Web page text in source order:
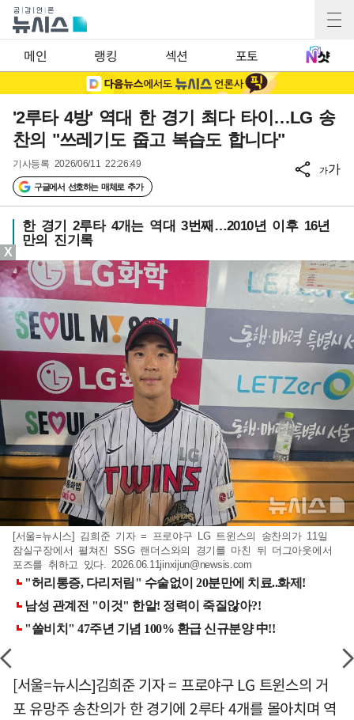
메인 랭킹 섹션 포토
'2루타 4방' 역대 한 경기 최다 타이…LG 송
찬의 "쓰레기도 줍고 복습도 합니다"
기사등록 2026/06/11 22:26:49
구글에서 선호하는 매체로 추가
가가
한 경기 2루타 4개는 역대 3번째…2010년 이후 16년
만의 진기록
[서울=뉴시스] 김희준 기자 = 프로야구 LG 트윈스의 송찬의가 11일
잠실구장에서 펼쳐진 SSG 랜더스와의 경기를 마친 뒤 더그아웃에서
포즈를 취하고 있다.2026.06.11jinxijun@newsis.com
[서울=뉴시스]김희준 기자 = 프로야구 LG 트윈스의 거
포 유망주 송찬의가 한 경기에 2루타 4개를 몰아치며 역
X